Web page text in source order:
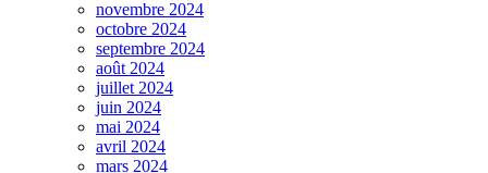
novembre 2024
octobre 2024
septembre 2024
août 2024
juillet 2024
juin 2024
mai 2024
avril 2024
mars 2024